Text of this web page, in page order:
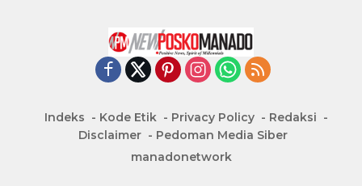
Indeks Kode Etik Privacy Policy
Redaksi
Disclaimer
Pedoman Media Siber
manadonetwork